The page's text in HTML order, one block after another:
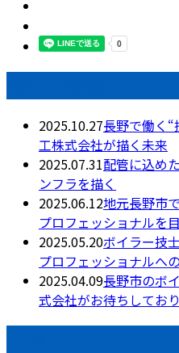
2025.10.27長野で働く
工株式会社が描く未来
2025.07.31配管に込め
ンフラを描く
2025.06.12地元長野市
プロフェッショナルを
2025.05.20ボイラー技
プロフェッショナルへ
2025.04.09長野市のボ
式会社がお待ちしてお